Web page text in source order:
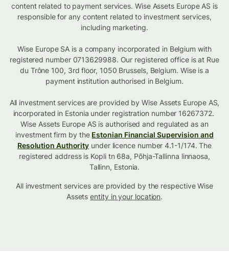
content related to payment services. Wise Assets Europe AS is
responsible for any content related to investment services,
including marketing.
Wise Europe SA is a company incorporated in Belgium with
registered number 0713629988. Our registered office is at Rue
du Trône 100, 3rd floor, 1050 Brussels, Belgium. Wise is a
payment institution authorised in Belgium.
All investment services are provided by Wise Assets Europe AS,
incorporated in Estonia under registration number 16267372.
Wise Assets Europe AS is authorised and regulated as an
investment firm by the Estonian Financial Supervision and
Resolution Authority under licence number 4.1-1/174. The
registered address is Kopli tn 68a, Põhja-Tallinna linnaosa,
Tallinn, Estonia.
All investment services are provided by the respective Wise
Assetsentity in your location.